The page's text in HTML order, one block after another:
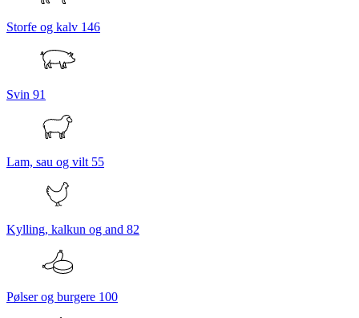
Storfe og kalv 146
Svin 91
Lam, sau og vilt 55
Kylling, kalkun og and 82
Pølser og burgere 100